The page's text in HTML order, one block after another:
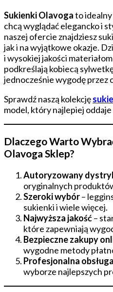
Sukienki Olavogato
chcą wyglądać elegancko i
naszej ofercie znajdziesz
jak i na wyjątkowe okazje.
i wysokiej jakości
podkreślają kobiecą
jednocześnie wygodę przez
Sprawdź naszą kolekcję
model, który najlepiej
Dlaczego Warto
Olavoga Sklep?
Autoryzowany
oryginalnych
Szeroki wybór–
sukienki i wiele więcej.
Najwyższa jakość–
które zapewniają
Bezpieczne zakupy
wygodne metody
Profesjonalna
wyborze najlepszych